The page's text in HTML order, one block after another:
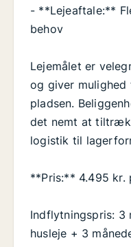
- **Lejeaftale:**
behov
Lejemålet er
og giver
pladsen.
det nemt at
logistik til
**Pris:** 4.495 kr.
Indflytningspris: 3
husleje + 3